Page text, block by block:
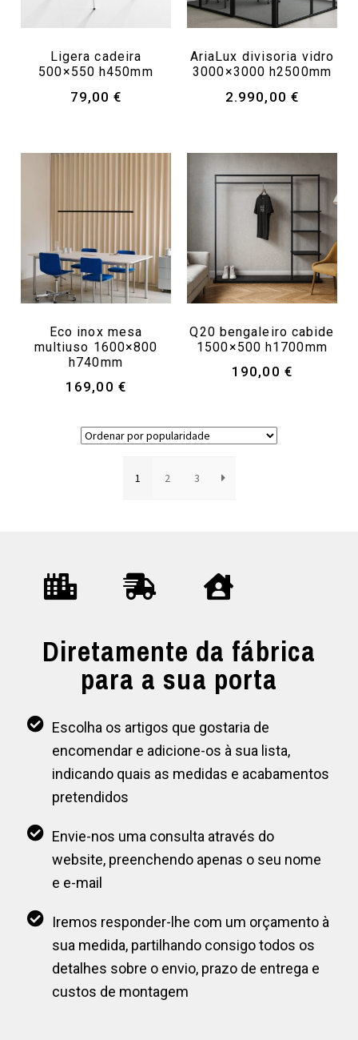
Ligera cadeira
500×550 h450mm
79,00€
AriaLux divisoria vidro
3000×3000 h2500mm
2.990,00 €
Eco inox mesa
multiuso 1600×800
h740mm
169,00 €
Q20 bengaleiro cabide
1500×500 h1700mm
190,00 €
1 2 3
Diretamente da fábrica
para a sua porta
Escolha os artigos que gostaria de
encomendar e adicione-os à sua lista,
indicando quais as medidas e acabamentos
pretendidos
Envie-nos uma consulta através do
website, preenchendo apenas o seu nome
e e-mail
Iremos responder-lhe com um orçamento à
sua medida, partilhando consigo todos os
detalhes sobre o envio, prazo de entrega e
custos de montagem